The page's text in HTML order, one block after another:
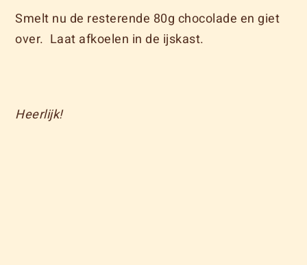
Smelt nu de resterende 80g chocolade en giet
over. Laat afkoelen in de ijskast.
Heerlijk!